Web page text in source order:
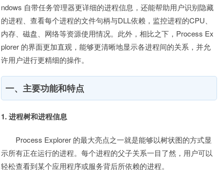
ndows 自带任务管理器更详细的进程信息，还能帮助用户识别隐藏
的进程、查看每个进程的文件句柄与DLL依赖，监控进程的CPU、
内存、磁盘、网络等资源使用情况。此外，相比之下，Process Ex
plorer 的界面更加直观，能够更清晰地显示各进程间的关系，并允
许用户进行更精细的操作。
一、主要功能和特点
1. 进程树和进程信息
Process Explorer 的最大亮点之一就是能够以树状图的方式显
示所有正在运行的进程。每个进程的父子关系一目了然，用户可以
轻松查看到某个应用程序或服务背后所依赖的进程。